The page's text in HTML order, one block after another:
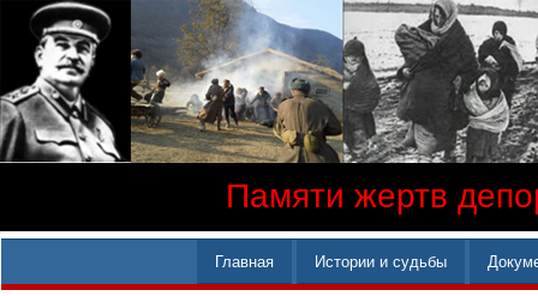
Памяти жертв
Главная Истории и судьбы